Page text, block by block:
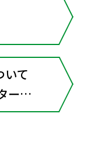
いて
ーネ
歯周